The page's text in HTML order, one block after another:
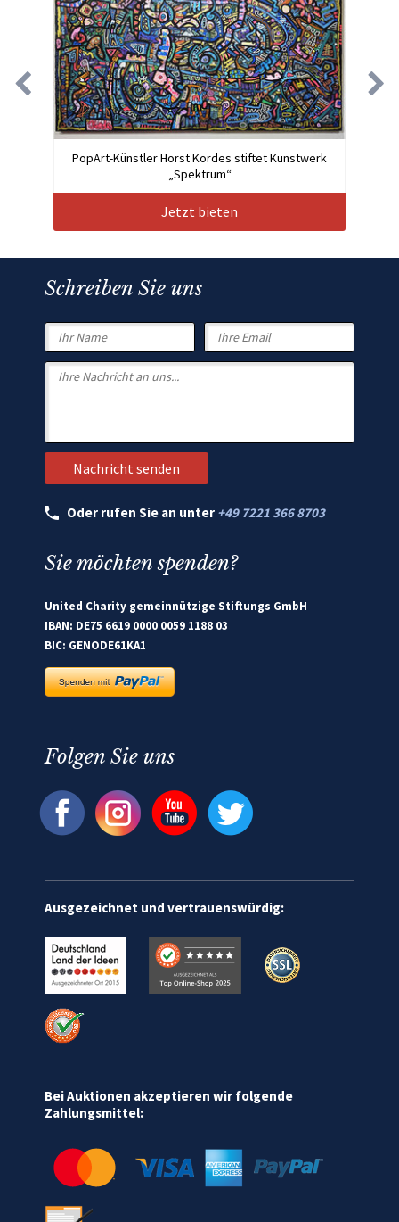
PopArt-Künstler Horst Kordes stiftet Kunstwerk
„Spektrum“
Jetzt bieten
Schreiben Sie uns
Oder rufen Sie an unter +49 7221 366 8703
Sie möchten spenden?
United Charity gemeinnützige Stiftungs GmbH
IBAN: DE75 6619 0000 0059 1188 03
BIC: GENODE61KA1
Folgen Sie uns
Ausgezeichnet und vertrauenswürdig:
Bei Auktionen akzeptieren wir folgende
Zahlungsmittel: